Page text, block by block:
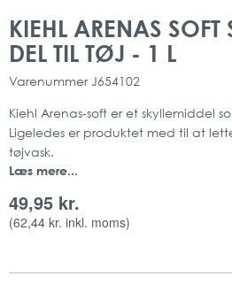
KIEHL ARENAS SOFT
DEL TIL TØJ - 1 L
Varenummer J654102
Kiehl Arenas-soft er et skyllemiddel
Ligeledes er produktet med til at
tøjvask.
Produktet indeholder en langtids-
Skyllemidlet har ligeledes en
Læs mere...
49,95 kr.
(62,44 kr. inkl. moms)
slutningen
af
starten
af